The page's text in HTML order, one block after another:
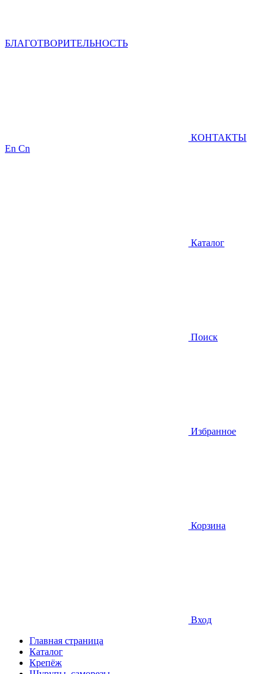
БЛАГОТВОРИТЕЛЬНОСТЬ
КОНТАКТЫ
En Cn
Каталог
Поиск
Избранное
Корзина
Вход
Главная страница
Каталог
Крепёж